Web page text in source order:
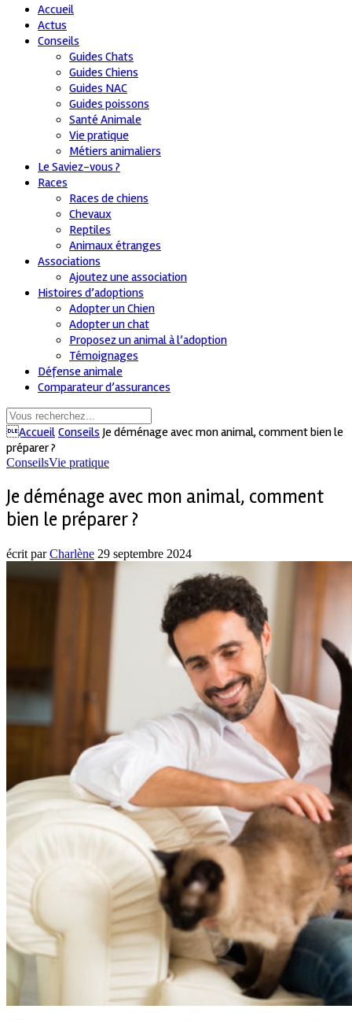
Accueil
Actus
Conseils
Guides Chats
Guides Chiens
Guides NAC
Guides poissons
Santé Animale
Vie pratique
Métiers animaliers
Le Saviez-vous ?
Races
Races de chiens
Chevaux
Reptiles
Animaux étranges
Associations
Ajoutez une association
Histoires d’adoptions
Adopter un Chien
Adopter un chat
Proposez un animal à l’adoption
Témoignages
Défense animale
Comparateur d’assurances
Accueil Conseils Je déménage avec mon animal, comment bien le
préparer ?
ConseilsVie pratique
Je déménage avec mon animal, comment
bien le préparer ?
écrit parCharlène 29 septembre 2024